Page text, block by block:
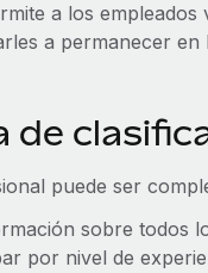
a los empleados
a permanecer en
de
puede ser
sobre todos
por nivel de